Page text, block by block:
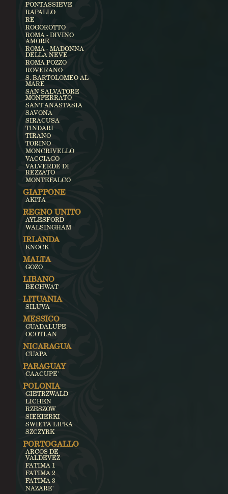
PONTASSIEVE
RAPALLO
RE
ROGOROTTO
ROMA - DIVINO
AMORE
ROMA - MADONNA
DELLA NEVE
ROMA POZZO
ROVERANO
S. BARTOLOMEO AL
MARE
SAN SALVATORE
MONFERRATO
SANT'ANASTASIA
SAVONA
SIRACUSA
TINDARI
TIRANO
TORINO
MONCRIVELLO
VACCIAGO
VALVERDE DI
REZZATO
MONTEFALCO
GIAPPONE
AKITA
REGNO UNITO
AYLESFORD
WALSINGHAM
IRLANDA
KNOCK
MALTA
GOZO
LIBANO
BECHWAT
LITUANIA
SILUVA
MESSICO
GUADALUPE
OCOTLAN
NICARAGUA
CUAPA
PARAGUAY
CAACUPE'
POLONIA
GIETRZWALD
LICHEN
RZESZOW
SIEKIERKI
SWIETA LIPKA
SZCZYRK
PORTOGALLO
ARCOS DE
VALDEVEZ
FATIMA 1
FATIMA 2
FATIMA 3
NAZARE'